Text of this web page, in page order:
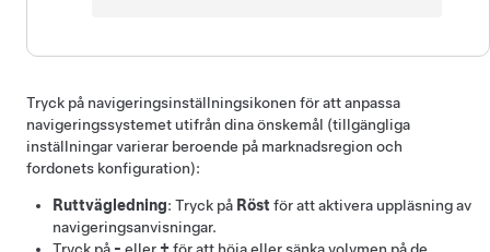
Tryck på navigeringsinställningsikonen för att anpassa
navigeringssystemet utifrån dina önskemål (tillgängliga
inställningar varierar beroende på marknadsregion och
fordonets konfiguration):
Ruttvägledning: Tryck på Röst för att aktivera uppläsning av
navigeringsanvisningar.